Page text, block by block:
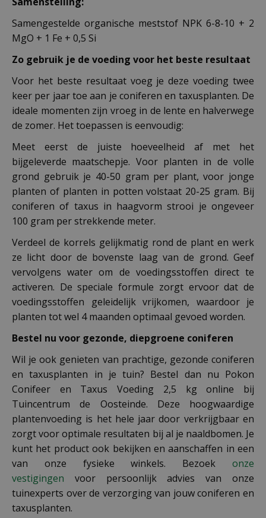
Samengestelde organische meststof NPK 6-8-10 + 2
MgO + 1 Fe + 0,5 Si
Zo gebruik je de voeding voor het beste resultaat
Voor het beste resultaat voeg je deze voeding twee
keer per jaar toe aan je coniferen en taxusplanten. De
ideale momenten zijn vroeg in de lente en halverwege
de zomer. Het toepassen is eenvoudig:
Meet eerst de juiste hoeveelheid af met het
bijgeleverde maatschepje. Voor planten in de volle
grond gebruik je 40-50 gram per plant, voor jonge
planten of planten in potten volstaat 20-25 gram. Bij
coniferen of taxus in haagvorm strooi je ongeveer
100 gram per strekkende meter.
Verdeel de korrels gelijkmatig rond de plant en werk
ze licht door de bovenste laag van de grond. Geef
vervolgens water om de voedingsstoffen direct te
activeren. De speciale formule zorgt ervoor dat de
voedingsstoffen geleidelijk vrijkomen, waardoor je
planten tot wel 4 maanden optimaal gevoed worden.
Bestel nu voor gezonde, diepgroene coniferen
Wil je ook genieten van prachtige, gezonde coniferen
en taxusplanten in je tuin? Bestel dan nu Pokon
Conifeer en Taxus Voeding 2,5 kg online bij
Tuincentrum de Oosteinde. Deze hoogwaardige
plantenvoeding is het hele jaar door verkrijgbaar en
zorgt voor optimale resultaten bij al je naaldbomen. Je
kunt het product ook bekijken en aanschaffen in een
van onze fysieke winkels. Bezoek onze
vestigingen voor persoonlijk advies van onze
tuinexperts over de verzorging van jouw coniferen en
taxusplanten.